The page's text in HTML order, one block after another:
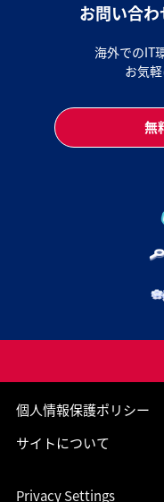
お問い合
海外でのIT
お気
無
個人情報保護ポリシー
サイトについて
Privacy Settings